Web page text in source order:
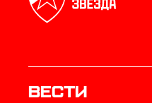
Вести